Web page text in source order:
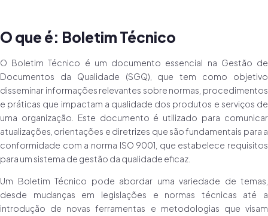
O que é: Boletim Técnico
O Boletim Técnico é um documento essencial na Gestão de
Documentos da Qualidade (SGQ), que tem como objetivo
disseminar informações relevantes sobre normas, procedimentos
e práticas que impactam a qualidade dos produtos e serviços de
uma organização. Este documento é utilizado para comunicar
atualizações, orientações e diretrizes que são fundamentais para a
conformidade com a norma ISO 9001, que estabelece requisitos
para um sistema de gestão da qualidade eficaz.
Um Boletim Técnico pode abordar uma variedade de temas,
desde mudanças em legislações e normas técnicas até a
introdução de novas ferramentas e metodologias que visam